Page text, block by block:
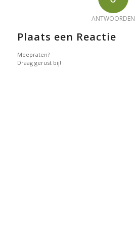
ANTWOORDEN
Plaats een Reactie
Meepraten?
Draag gerust bij!